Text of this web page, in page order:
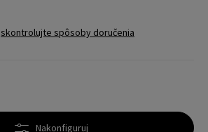
skontrolujte spôsoby doručenia
Nakonfiguruj